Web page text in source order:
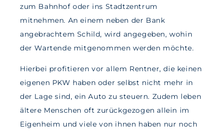
zum Bahnhof oder ins Stadtzentrum
mitnehmen. An einem neben der Bank
angebrachtem Schild, wird angegeben, wohin
der Wartende mitgenommen werden möchte.
Hierbei profitieren vor allem Rentner, die keinen
eigenen PKW haben oder selbst nicht mehr in
der Lage sind, ein Auto zu steuern. Zudem leben
ältere Menschen oft zurückgezogen allein im
Eigenheim und viele von ihnen haben nur noch